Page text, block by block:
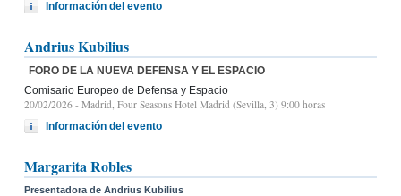
Información del evento
Andrius Kubilius
FORO DE LA NUEVA DEFENSA Y EL ESPACIO
Comisario Europeo de Defensa y Espacio
20/02/2026 - Madrid, Four Seasons Hotel Madrid (Sevilla, 3) 9:00 horas
Información del evento
Margarita Robles
Presentadora de Andrius Kubilius